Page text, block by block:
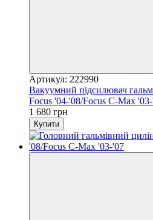
Артикул: 222990
Вакуумний підсилювач
Focus '04-'08/Focus C-Max
1 680 грн
Купити